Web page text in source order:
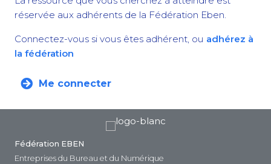
réservée aux adhérents de la Fédération Eben.
Connectez-vous si vous êtes adhérent, ou adhérez à
la fédération
Me connecter
Fédération EBEN
Entreprises du Bureau et du Numérique